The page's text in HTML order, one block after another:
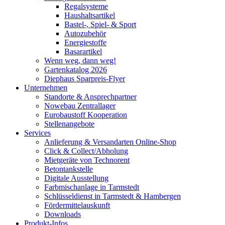
Regalsysteme
Haushaltsartikel
Bastel-, Spiel- & Sport
Autozubehör
Energiestoffe
Basarartikel
Wenn weg, dann weg!
Gartenkatalog 2026
Diephaus Sparpreis-Flyer
Unternehmen
Standorte & Ansprechpartner
Nowebau Zentrallager
Eurobaustoff Kooperation
Stellenangebote
Services
Anlieferung & Versandarten Online-Shop
Click & Collect/Abholung
Mietgeräte von Technorent
Betontankstelle
Digitale Ausstellung
Farbmischanlage in Tarmstedt
Schlüsseldienst in Tarmstedt & Hambergen
Fördermittelauskunft
Downloads
Produkt-Infos